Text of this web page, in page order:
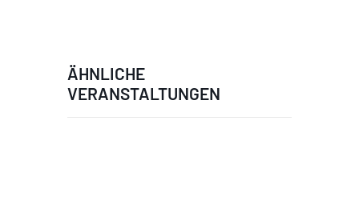
ÄHNLICHE
VERANSTALTUNGEN